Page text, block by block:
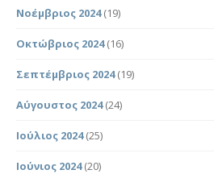
Νοέμβριος 2024(19)
Οκτώβριος 2024(16)
Σεπτέμβριος 2024(19)
Αύγουστος 2024(24)
Ιούλιος 2024(25)
Ιούνιος 2024(20)